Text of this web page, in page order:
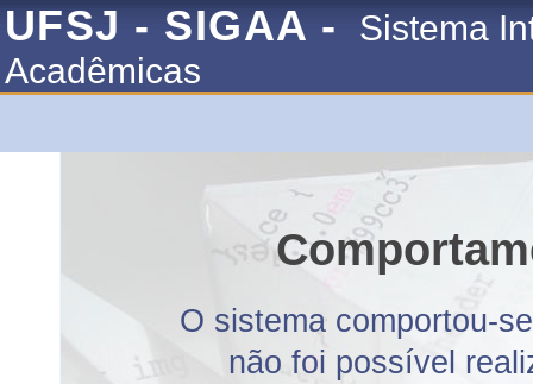
UFSJ - SIGAA -
Sistema
Acadêmicas
O sistema comportou-
não foi possível